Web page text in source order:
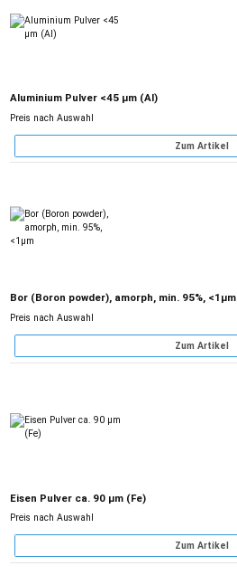
Aluminium Pulver <45 µm (Al)
Preis nach Auswahl
Zum Artikel
Bor (Boron powder), amorph, min. 95%, <1µm
Preis nach Auswahl
Zum Artikel
Eisen Pulver ca. 90 µm (Fe)
Preis nach Auswahl
Zum Artikel